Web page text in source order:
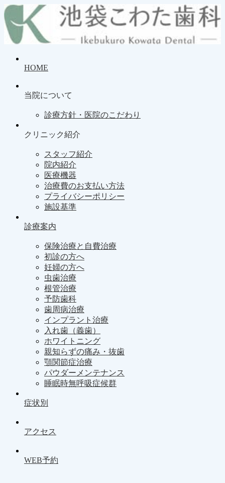
HOME
当院について
診療方針・医院のこだわり
クリニック紹介
スタッフ紹介
院内紹介
医療機器
治療費のお支払い方法
プライバシーポリシー
施設基準
診療案内
保険治療と自費治療
初診の方へ
妊婦の方へ
虫歯治療
根管治療
予防歯科
歯周病治療
インプラント治療
入れ歯（義歯）
ホワイトニング
親知らずの痛み・抜歯
顎関節症治療
パウダーメンテナンス
睡眠時無呼吸症候群
症状別
アクセス
WEB予約